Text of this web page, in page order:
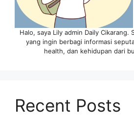
Halo, saya Lily admin Daily
yang ingin berbagi informasi
health, dan kehidupan dari
Recent Posts